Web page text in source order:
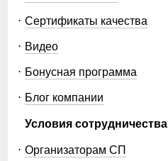
Сертификаты качества
Видео
Бонусная программа
Блог компании
Условия сотрудничества
Организаторам СП